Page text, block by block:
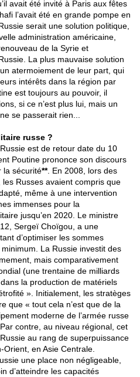
avait été invité à Paris aux fêtes
l’avait été en grande pompe en
serait une solution politique,
administration américaine,
de la Syrie et
La plus mauvaise solution
atermoiement de leur part, qui
intérêts dans la région par
est toujours au pouvoir, il
si ce n’est plus lui, mais un
se passerait rien...
russe ?
est de retour date du 10
Poutine prononce son discours
la sécurité**. En 2008, lors des
les Russes avaient compris que
même à une intervention
immenses pour la
jusqu’en 2020. Le ministre
Sergeï Choïgou, a une
d’optimiser les sommes
La Russie investit des
mais comparativement
(une trentaine de milliards
la production de matériels
». Initialement, les stratèges
que « tout cela n’est que de la
moderne de l’armée russe
contre, au niveau régional, cet
au rang de superpuissance
Orient, en Asie Centrale.
une place non négligeable,
d’atteindre les capacités